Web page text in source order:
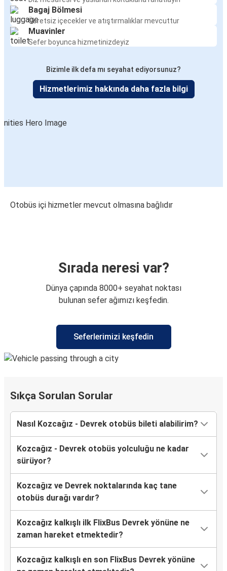
Bagaj Bölmesi
Ücretsiz içecekler ve atıştırmalıklar mevcuttur
Muavinler
Sefer boyunca hizmetinizdeyiz
Bizimle ilk defa mı seyahat ediyorsunuz?
Hizmetlerimiz hakkında daha fazla bilgi
Otobüs içi hizmetler mevcut olmasına bağlıdır
Sırada neresi var?
Dünya çapında 8000+ seyahat noktası
bulunan sefer ağımızı keşfedin.
Seferlerimizi keşfedin
Sıkça Sorulan Sorular
Nasıl Kozcağız - Devrek otobüs bileti alabilirim?
Kozcağız - Devrek otobüs yolculuğu ne kadar
sürüyor?
Kozcağız ve Devrek noktalarında kaç tane
otobüs durağı vardır?
Kozcağız kalkışlı ilk FlixBus Devrek yönüne ne
zaman hareket etmektedir?
Kozcağız kalkışlı en son FlixBus Devrek yönüne